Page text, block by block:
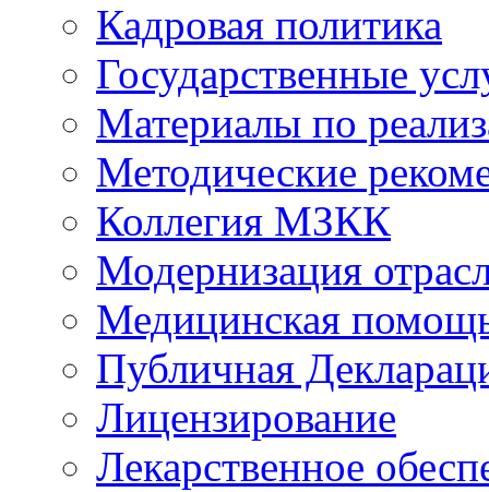
Кадровая политика
Государственные
Материалы по
Методические
Коллегия МЗКК
Модернизация
Медицинская
Публичная
Лицензирование
Лекарственное